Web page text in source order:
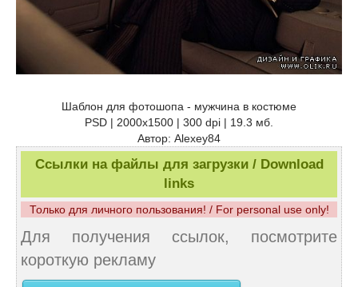
Шаблон для фотошопа - мужчина в костюме
PSD | 2000x1500 | 300 dpi | 19.3 мб.
Автор: Alexey84
Ссылки на файлы для загрузки / Download
links
Только для личного пользования! / For personal use only!
Для получения ссылок, посмотрите
короткую рекламу